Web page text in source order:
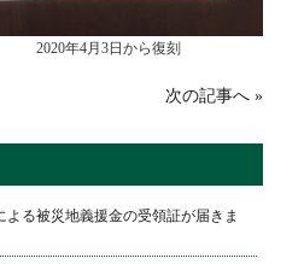
から復刻
次の記事へ »
る被災地義援金の受領証が届きま